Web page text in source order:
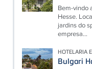
Bem-vindo
Hesse.
jardins do
empresa...
HOTELARIA
Bulgari